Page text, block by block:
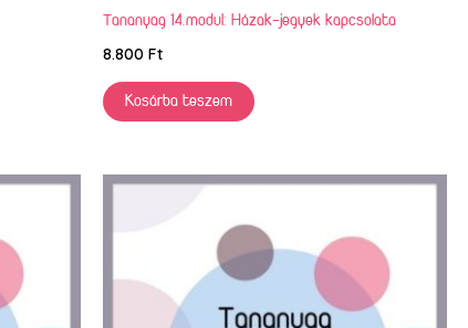
Tananyag 14.modul: Házak-jegyek kapcsolata
8.800 Ft
Kosárba teszem